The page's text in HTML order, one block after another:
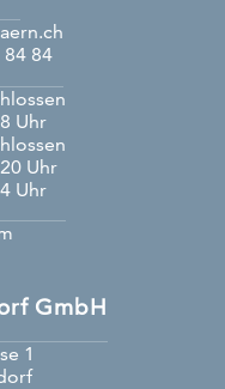
84 84
Uhr
Uhr
Uhr
GmbH
1